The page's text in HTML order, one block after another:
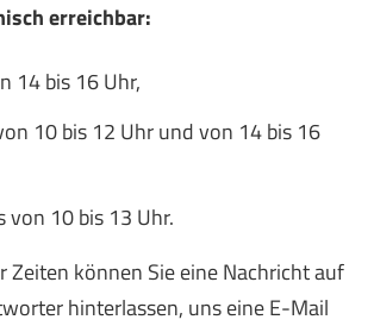
erreichbar:
14 bis 16 Uhr,
10 bis 12 Uhr und von 14 bis 16
von 10 bis 13 Uhr.
Zeiten können Sie eine Nachricht auf
hinterlassen, uns eine E-Mail